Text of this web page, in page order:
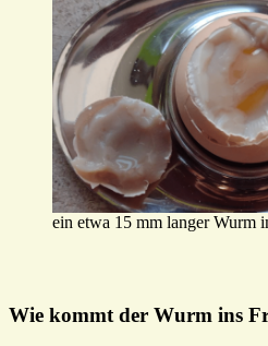
ein etwa 15 mm langer Wurm
Wie kommt der Wurm ins